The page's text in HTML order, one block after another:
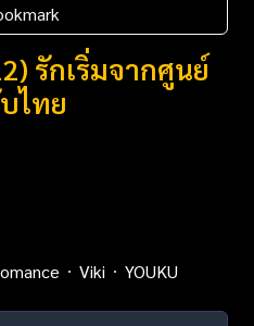
รักเริ่มจากศูนย์
ไทย
Viki YOUKU